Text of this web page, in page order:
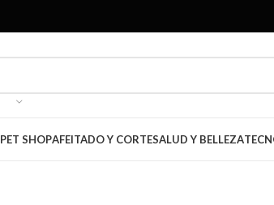
PET SHOPAFEITADO Y CORTESALUD Y BELLEZA